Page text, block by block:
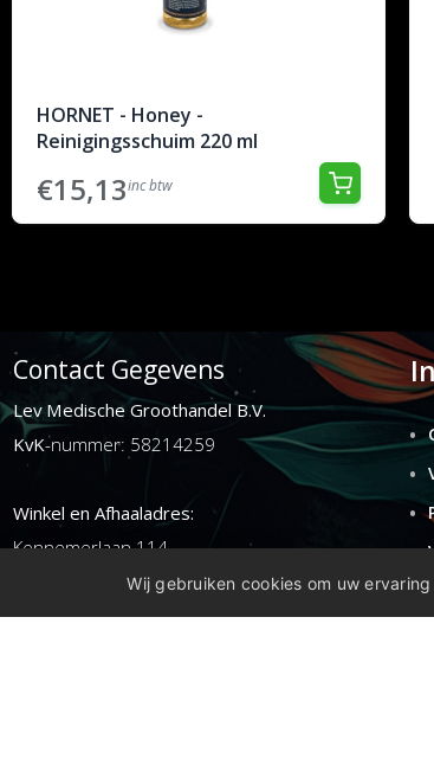
HORNET - Honey -
Reinigingsschuim 220 ml
€15,13inc btw
Contact Gegevens
Lev Medische Groothandel B.V.
KvK-nummer: 58214259
Winkel en Afhaaladres:
Kennemerlaan 114
1972ER ijmuidenWij gebruiken cookies om uw